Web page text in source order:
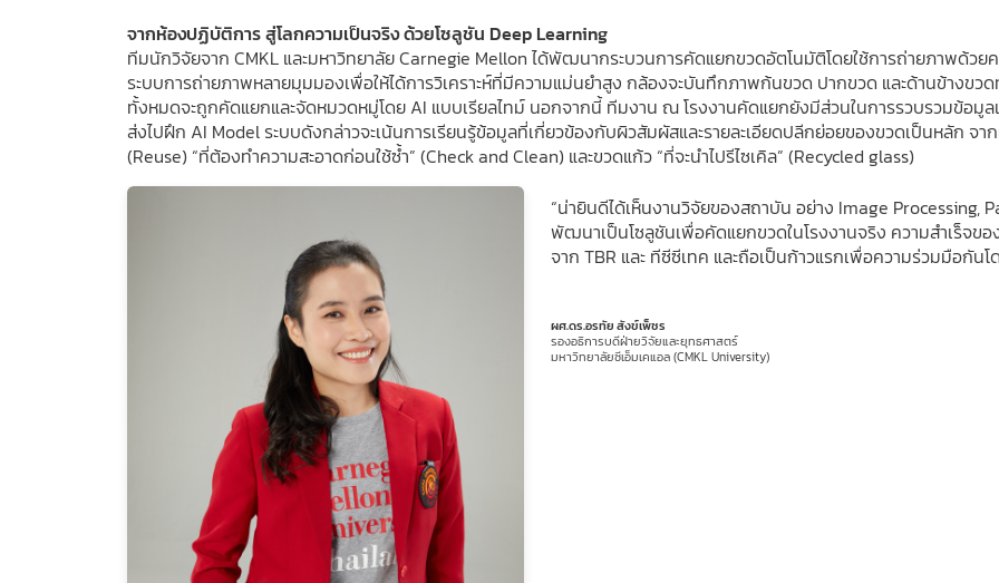
จากห้องปฏิบัติการ สู่โลกความเป็นจริง ด้วยโซลูชัน Deep Learning
ทีมนักวิจัยจาก CMKL และมหาวิทยาลัย Carnegie Mellon ได้พัฒนากระบวนการคัดแยกขวดอัตโนมัติโดยใช้การถ่ายภาพด้วย
ระบบการถ่ายภาพหลายมุมมองเพื่อให้ได้การวิเคราะห์ที่มีความแม่นยำสูง กล้องจะบันทึกภาพก้นขวด ปากขวด และด้านข้างข
ทั้งหมดจะถูกคัดแยกและจัดหมวดหมู่โดย AI แบบเรียลไทม์ นอกจากนี้ ทีมงาน ณ โรงงานคัดแยกยังมีส่วนในการรวบรวมข้อมู
ส่งไปฝึก AI Model ระบบดังกล่าวจะเน้นการเรียนรู้ข้อมูลที่เกี่ยวข้องกับผิวสัมผัสและรายละเอียดปลีกย่อยของขวดเป็นหลัก จา
(Reuse) “ที่ต้องทำความสะอาดก่อนใช้ซ้ำ” (Check and Clean) และขวดแก้ว “ที่จะนำไปรีไซเคิล” (Recycled glass)
“น่ายินดีได้เห็นงานวิจัยของสถาบัน อย่าง Image Processing,
พัฒนาเป็นโซลูชันเพื่อคัดแยกขวดในโรงงานจริง ความสำเร็จข
จาก TBR และ ทีซีซีเทค และถือเป็นก้าวแรกเพื่อความร่วมมือกัน
ผศ.ดร.อรทัย สังข์เพ็ชร
รองอธิการบดีฝ่ายวิจัยและยุทธศาสตร์
มหาวิทยาลัยซีเอ็มเคแอล (CMKL University)